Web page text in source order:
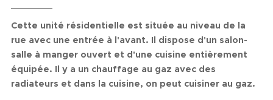
Cette unité résidentielle est située au niveau de la
rue avec une entrée à l'avant. Il dispose d'un salon-
salle à manger ouvert et d'une cuisine entièrement
équipée. Il y a un chauffage au gaz avec des
radiateurs et dans la cuisine, on peut cuisiner au gaz.